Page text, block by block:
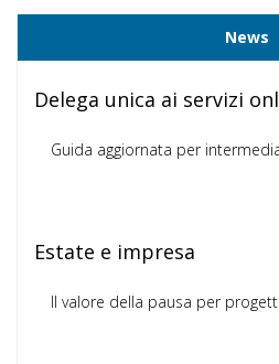
News
Delega unica ai servizi
Guida aggiornata per
Estate e impresa
Il valore della pausa per